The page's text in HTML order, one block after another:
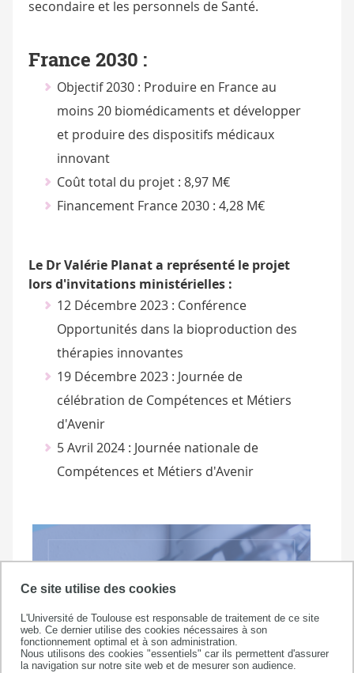
Ce site utilise des cookies
L'Université de Toulouse est responsable de traitement de ce site
web. Ce dernier utilise des cookies nécessaires à son
fonctionnement optimal et à son administration.
Nous utilisons des cookies "essentiels" car ils permettent d'assurer
la navigation sur notre site web et de mesurer son audience.
secondaire et les personnels de Santé.
France 2030 :
Objectif 2030 : Produire en France au
moins 20 biomédicaments et développer
et produire des dispositifs médicaux
innovant
Coût total du projet : 8,97 M€
Financement France 2030 : 4,28 M€
Le Dr Valérie Planat a représenté le projet
lors d'invitations ministérielles :
12 Décembre 2023 : Conférence
Opportunités dans la bioproduction des
thérapies innovantes
19 Décembre 2023 : Journée de
célébration de Compétences et Métiers
d'Avenir
5 Avril 2024 : Journée nationale de
Compétences et Métiers d'Avenir